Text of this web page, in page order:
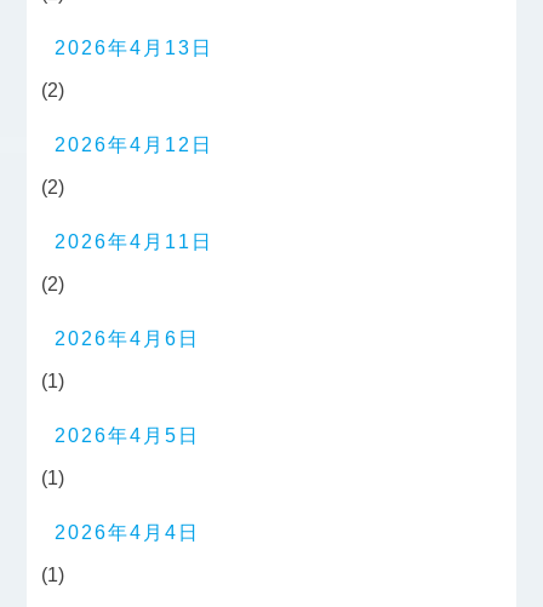
2026年4月13日
(2)
2026年4月12日
(2)
2026年4月11日
(2)
2026年4月6日
(1)
2026年4月5日
(1)
2026年4月4日
(1)